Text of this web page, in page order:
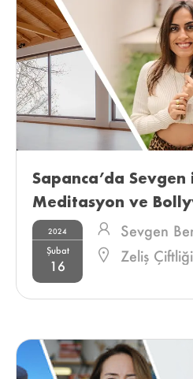
Sapanca’da Sevgen
Meditasyon ve
Tatili
2024
Şubat
16
Sevgen
Zeliş Çiftliği